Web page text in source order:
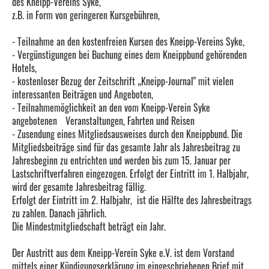
z.B. in Form von geringeren Kursgebühren,
- Teilnahme an den kostenfreien Kursen des Kneipp-Vereins Syke,
- Vergünstigungen bei Buchung eines dem Kneippbund gehörenden
Hotels,
- kostenloser Bezug der Zeitschrift „Kneipp-Journal" mit vielen
interessanten Beiträgen und Angeboten,
- Teilnahmemöglichkeit an den vom Kneipp-Verein Syke
angebotenen Veranstaltungen, Fahrten und Reisen
- Zusendung eines Mitgliedsausweises durch den Kneippbund. Die
Mitgliedsbeiträge sind für das gesamte Jahr als Jahresbeitrag zu
Jahresbeginn zu entrichten und werden bis zum 15. Januar per
Lastschriftverfahren eingezogen. Erfolgt der Eintritt im 1. Halbjahr,
wird der gesamte Jahresbeitrag fällig.
Erfolgt der Eintritt im 2. Halbjahr, ist die Hälfte des Jahresbeitrags
zu zahlen. Danach jährlich.
Die Mindestmitgliedschaft beträgt ein Jahr.
Der Austritt aus dem Kneipp-Verein Syke e.V. ist dem Vorstand
mittels einer Kündigungserklärung im eingeschriebenen Brief mit